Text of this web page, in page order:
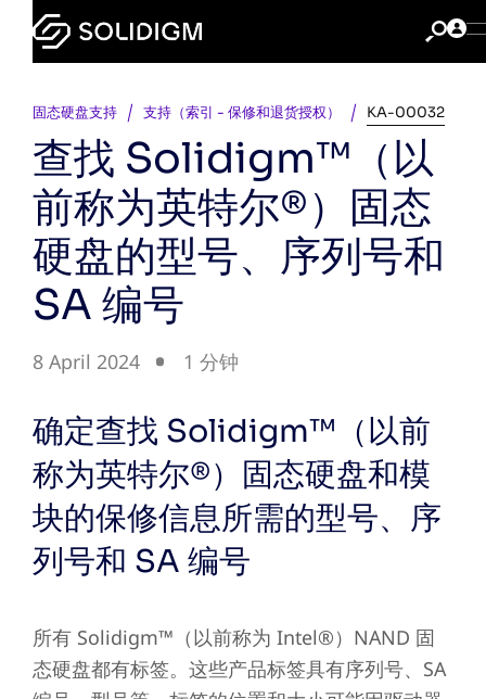
固态硬盘支持 支持（索引 - 保修和退货授权） KA-00032
查找 Solidigm™（以
前称为英特尔®）固态
硬盘的型号、序列号和
SA 编号
8 April 2024 1 分钟
确定查找 Solidigm™（以前
称为英特尔®）固态硬盘和模
块的保修信息所需的型号、序
列号和 SA 编号
所有 Solidigm™（以前称为 Intel®）NAND 固
态硬盘都有标签。这些产品标签具有序列号、SA